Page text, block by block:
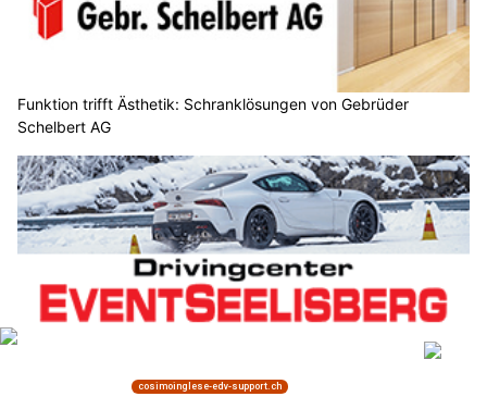
Funktion trifft Ästhetik: Schranklösungen von Gebrüder
Schelbert AG
Eventcenter Seelisberg: Sicherheitstrainings, Driftaction und